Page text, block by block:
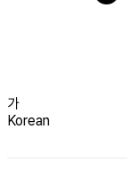
가
Korean